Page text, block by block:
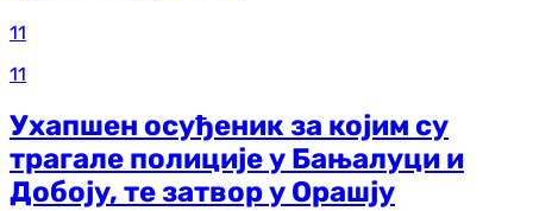
11
11
Ухапшен осуђеник за којим су
трагале полиције у Бањалуци и
Добоју, те затвор у Орашју